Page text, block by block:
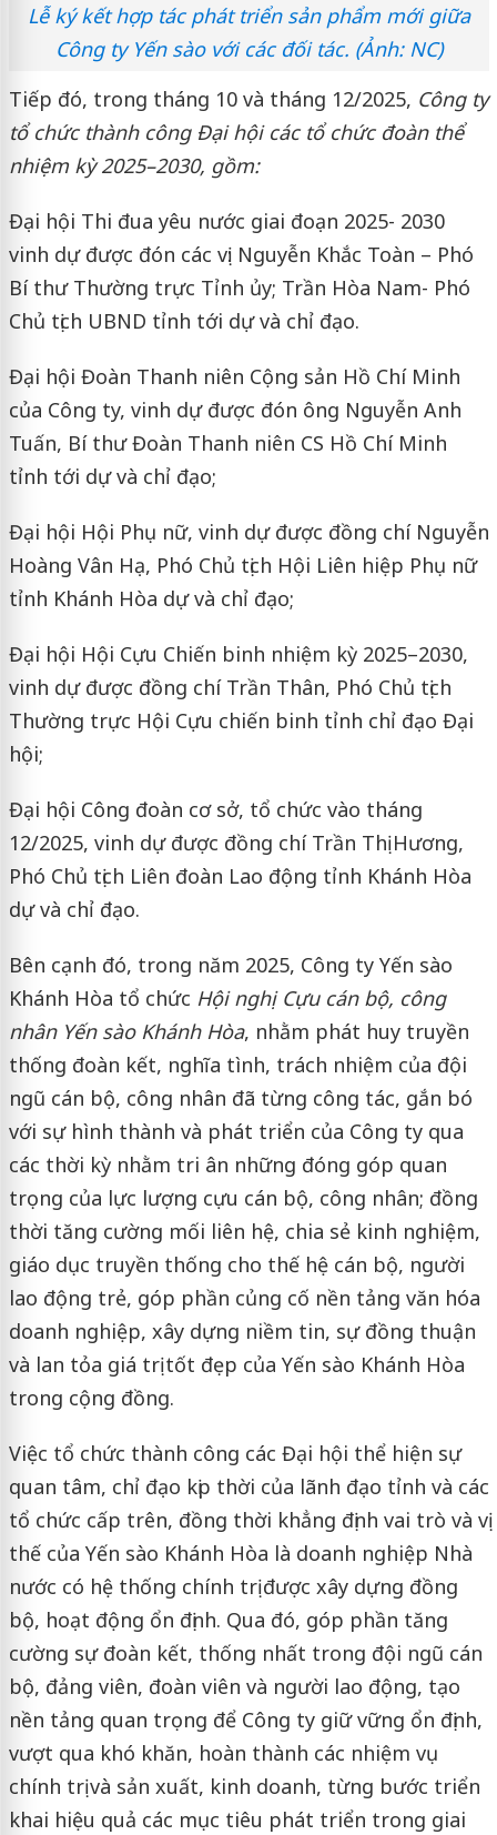
Lễ ký kết hợp tác phát triển sản phẩm mới giữa
Công ty Yến sào với các đối tác. (Ảnh: NC)
Tiếp đó, trong tháng 10 và tháng 12/2025, Công ty
tổ chức thành công Đại hội các tổ chức đoàn thể
nhiệm kỳ 2025–2030, gồm:
Đại hội Thi đua yêu nước giai đoạn 2025- 2030
vinh dự được đón các vị: Nguyễn Khắc Toàn – Phó
Bí thư Thường trực Tỉnh ủy; Trần Hòa Nam- Phó
Chủ tịch UBND tỉnh tới dự và chỉ đạo.
Đại hội Đoàn Thanh niên Cộng sản Hồ Chí Minh
của Công ty, vinh dự được đón ông Nguyễn Anh
Tuấn, Bí thư Đoàn Thanh niên CS Hồ Chí Minh
tỉnh tới dự và chỉ đạo;
Đại hội Hội Phụ nữ, vinh dự được đồng chí Nguyễn
Hoàng Vân Hạ, Phó Chủ tịch Hội Liên hiệp Phụ nữ
tỉnh Khánh Hòa dự và chỉ đạo;
Đại hội Hội Cựu Chiến binh nhiệm kỳ 2025–2030,
vinh dự được đồng chí Trần Thân, Phó Chủ tịch
Thường trực Hội Cựu chiến binh tỉnh chỉ đạo Đại
hội;
Đại hội Công đoàn cơ sở, tổ chức vào tháng
12/2025, vinh dự được đồng chí Trần Thị Hương,
Phó Chủ tịch Liên đoàn Lao động tỉnh Khánh Hòa
dự và chỉ đạo.
Bên cạnh đó, trong năm 2025, Công ty Yến sào
Khánh Hòa tổ chức Hội nghịCựu cán bộ, công
nhân Yến sào Khánh Hòa, nhằm phát huy truyền
thống đoàn kết, nghĩa tình, trách nhiệm của đội
ngũ cán bộ, công nhân đã từng công tác, gắn bó
với sự hình thành và phát triển của Công ty qua
các thời kỳ nhằm tri ân những đóng góp quan
trọng của lực lượng cựu cán bộ, công nhân; đồng
thời tăng cường mối liên hệ, chia sẻ kinh nghiệm,
giáo dục truyền thống cho thế hệ cán bộ, người
lao động trẻ, góp phần củng cố nền tảng văn hóa
doanh nghiệp, xây dựng niềm tin, sự đồng thuận
và lan tỏa giá trị tốt đẹp của Yến sào Khánh Hòa
trong cộng đồng.
Việc tổ chức thành công các Đại hội thể hiện sự
quan tâm, chỉ đạo kịp thời của lãnh đạo tỉnh và các
tổ chức cấp trên, đồng thời khẳng định vai trò và vị
thế của Yến sào Khánh Hòa là doanh nghiệp Nhà
nước có hệ thống chính trị được xây dựng đồng
bộ, hoạt động ổn định. Qua đó, góp phần tăng
cường sự đoàn kết, thống nhất trong đội ngũ cán
bộ, đảng viên, đoàn viên và người lao động, tạo
nền tảng quan trọng để Công ty giữ vững ổn định,
vượt qua khó khăn, hoàn thành các nhiệm vụ
chính trị và sản xuất, kinh doanh, từng bước triển
khai hiệu quả các mục tiêu phát triển trong giai